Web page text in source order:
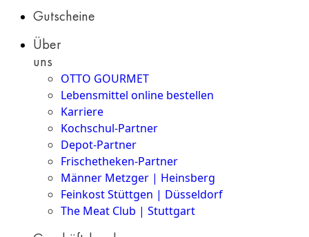
Gutscheine
Über
uns
OTTO GOURMET
Lebensmittel online bestellen
Karriere
Kochschul-Partner
Depot-Partner
Frischetheken-Partner
Männer Metzger | Heinsberg
Feinkost Stüttgen | Düsseldorf
The Meat Club | Stuttgart